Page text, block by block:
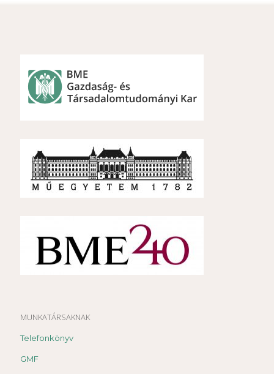
MUNKATÁRSAKNAK
Telefonkönyv
GMF